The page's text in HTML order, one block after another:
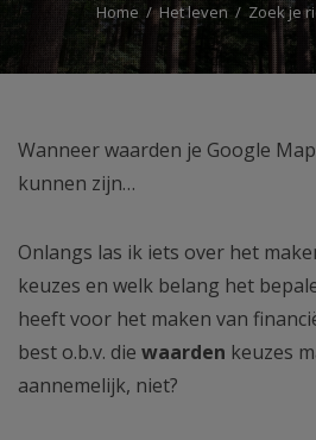
Home Het leven Zoek je
Wanneer waarden je Google
kunnen zijn…
Onlangs las ik iets over het
keuzes en welk belang het
heeft voor het maken van
best o.b.v. die waarden keuzes
aannemelijk, niet?